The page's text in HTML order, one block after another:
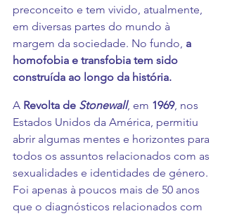
preconceito e tem vivido, atualmente,
em diversas partes do mundo à
margem da sociedade. No fundo, a
homofobia e transfobia tem sido
construída ao longo da história.
A Revolta de Stonewall, em 1969, nos
Estados Unidos da América, permitiu
abrir algumas mentes e horizontes para
todos os assuntos relacionados com as
sexualidades e identidades de género.
Foi apenas à poucos mais de 50 anos
que o diagnósticos relacionados com